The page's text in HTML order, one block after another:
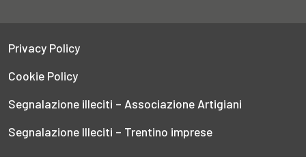
Privacy Policy
Cookie Policy
Segnalazione illeciti – Associazione Artigiani
Segnalazione Illeciti – Trentino imprese